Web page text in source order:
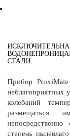
СТАЛИ
Прибор
неблагоприятных
колебаний
размещаться
степень